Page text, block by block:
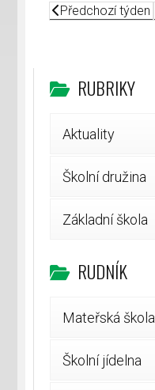
Předchozí týden
RUBRIKY
Aktuality
Školní družina
Základní škola
RUDNÍK
Mateřská škola
Školní jídelna